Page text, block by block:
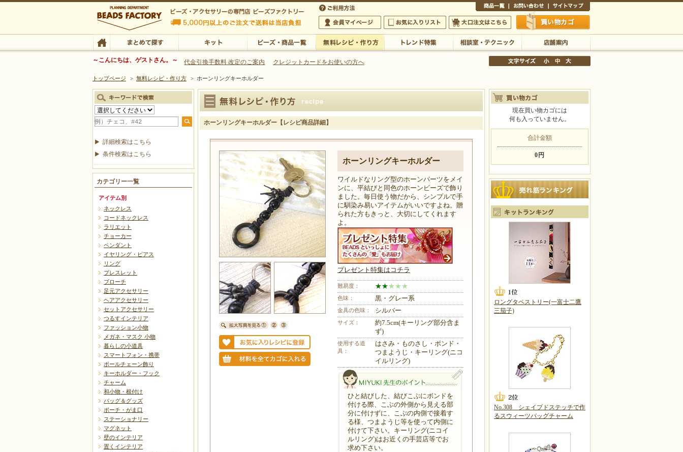
ビーズファクトリー ビーズ・パーツ・金具など・アクセサリーの専門店
ビーズ・アクセサリーの専門店 ビーズファクトリー 5,000円以上のご注文で送料は当店が負担いたします
ビーズ・アクセサリーの専門店 ビーズファクトリー 5,000円以上のご注文で送料は当店が負担いたします
会員マイページ
お気に入りリスト 大口注文はこちら 買い物かご
TOP まとめて探す 店舗案内
～こんにちは、ゲストさん。～ 代金引換手数料 改定のご案内 クレジットカードをお使いの方へ
トップページ > 無料レシピ・作り方 > ホーンリングキーホルダー
ホーンリングキーホルダー【レシピ商品詳細】
ホーンリングキーホルダー
ワイルドなリング型のホーンパーツをメイ
ンに、平結びと同色のホーンビーズで飾り
ました。毎日使う物だから、シンプルで手
に馴染み易いアイテムがいいですよね。贈
られた方もきっと、大切にしてくれます
よ。
プレゼント特集はコチラ
難易度： ★★★★★
色味： 黒・グレー系
金具の色味： シルバー
サイズ：
約7.5cm(キーリング部分含ま
ず)
使用する道
具：
はさみ・ものさし・ボンド・
つまようじ・キーリング(ニコ
イルリング)
MIYUKI先生のポイント
ひと結びした、結びこぶにボンドを
付ける際、こぶの外側から見える部
分に付けずに、こぶの内側で接着す
る様、つまようじ等を使って内側に
付けて下さい。キーリング(ニコイ
ルリング)はお近くの手芸店等でお
求め下さい。
詳細検索はこちら
条件検索はこちら
カテゴリー一覧
アイテム別
ネックレス
コードネックレス
ラリエット
チョーカー
ペンダント
イヤリング・ピアス
リング
ブレスレット
ブローチ
足元アクセサリー
ヘアアクセサリー
セットアクセサリー
つるすインテリア
ファッション小物
メガネ・マスク 小物
暮らしの小道具
スマートフォン・携帯
ボールチェーン飾り
キーホルダー・フック
チャーム
和小物・根付け
バッグ＆グッズ
ポーチ・がま口
ステーショナリー
マグネット
壁のインテリア
置くインテリア
現在買い物カゴには
何も入っていません。
合計金額
0円
ロングタペストリー(一富士二鷹
三茄子)
No.308 シェイプドステッチで作
るスウィーツバッグチャーム